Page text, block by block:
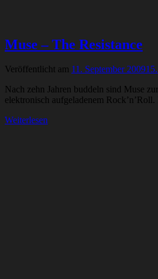
Muse – The Resistance
Veröffentlicht am 11. September 2009
Nach zehn Jahren buddeln sind Muse
elektronisch aufgeladenem
Weiterlesen